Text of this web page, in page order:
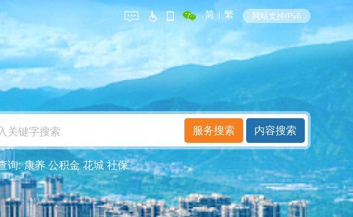
简 | 繁 网站支持IPv6
询:康养 公积金 花城 社保